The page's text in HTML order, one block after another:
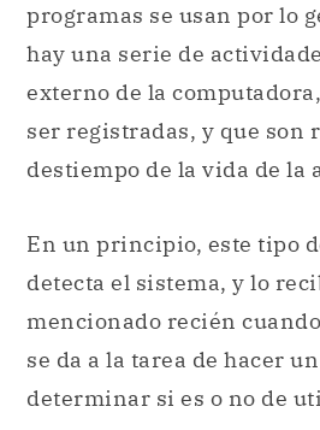
programas se usan por lo
hay una serie de
externo de la
ser registradas, y que son
destiempo de la vida de la
En un principio, este tipo
detecta el sistema, y lo
mencionado recién
se da a la tarea de hacer
determinar si es o no de